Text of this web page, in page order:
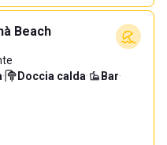
Beach
· Doccia calda· Bar·